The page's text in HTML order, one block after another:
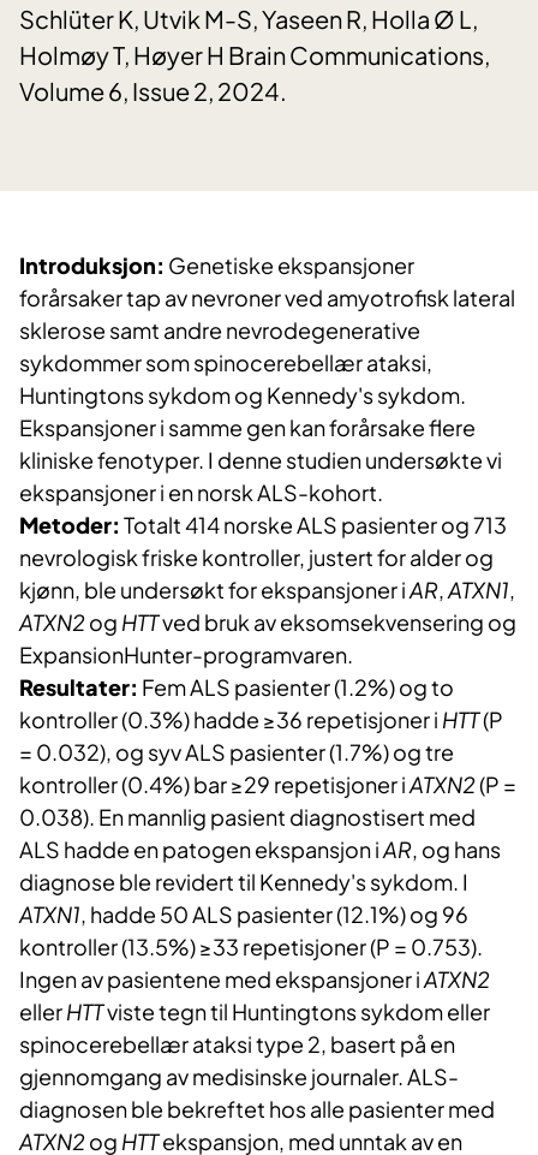
Schlüter K, Utvik M-S, Yaseen R, Holla Ø L,
Holmøy T, Høyer H Brain Communications,
Volume 6, Issue 2, 2024.
Introduksjon: Genetiske ekspansjoner
forårsaker tap av nevroner ved amyotrofisk lateral
sklerose samt andre nevrodegenerative
sykdommer som spinocerebellær ataksi,
Huntingtons sykdom og Kennedy's sykdom.
Ekspansjoner i samme gen kan forårsake flere
kliniske fenotyper. I denne studien undersøkte vi
ekspansjoner i en norsk ALS-kohort.
Metoder: Totalt 414 norske ALS pasienter og 713
nevrologisk friske kontroller, justert for alder og
kjønn, ble undersøkt for ekspansjoner iAR,ATXN1,
ATXN2og HTTved bruk av eksomsekvensering og
ExpansionHunter-programvaren.
Resultater: Fem ALS pasienter (1.2%) og to
kontroller (0.3%) hadde ≥36 repetisjoner i HTT(P
= 0.032), og syv ALS pasienter (1.7%) og tre
kontroller (0.4%) bar ≥29 repetisjoner iATXN2(P =
0.038). En mannlig pasient diagnostisert med
ALS hadde en patogen ekspansjon iAR, og hans
diagnose ble revidert til Kennedy's sykdom. I
ATXN1, hadde 50 ALS pasienter (12.1%) og 96
kontroller (13.5%) ≥33 repetisjoner (P = 0.753).
Ingen av pasientene med ekspansjoner iATXN2
ellerHTTviste tegn til Huntingtons sykdom eller
spinocerebellær ataksi type 2, basert på en
gjennomgang av medisinske journaler. ALS-
diagnosen ble bekreftet hos alle pasienter med
ATXN2og HTTekspansjon, med unntak av en